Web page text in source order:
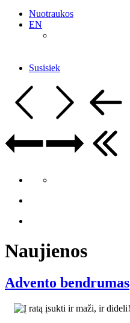
Nuotraukos
EN
Susisiek
Naujienos
Advento bendrumas